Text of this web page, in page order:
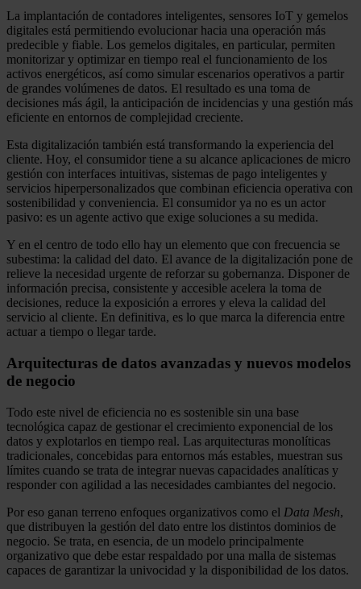
La implantación de contadores inteligentes, sensores IoT y gemelos
digitales está permitiendo evolucionar hacia una operación más
predecible y fiable. Los gemelos digitales, en particular, permiten
monitorizar y optimizar en tiempo real el funcionamiento de los
activos energéticos, así como simular escenarios operativos a partir
de grandes volúmenes de datos. El resultado es una toma de
decisiones más ágil, la anticipación de incidencias y una gestión más
eficiente en entornos de complejidad creciente.
Esta digitalización también está transformando la experiencia del
cliente. Hoy, el consumidor tiene a su alcance aplicaciones de micro
gestión con interfaces intuitivas, sistemas de pago inteligentes y
servicios hiperpersonalizados que combinan eficiencia operativa con
sostenibilidad y conveniencia. El consumidor ya no es un actor
pasivo: es un agente activo que exige soluciones a su medida.
Y en el centro de todo ello hay un elemento que con frecuencia se
subestima: la calidad del dato. El avance de la digitalización pone de
relieve la necesidad urgente de reforzar su gobernanza. Disponer de
información precisa, consistente y accesible acelera la toma de
decisiones, reduce la exposición a errores y eleva la calidad del
servicio al cliente. En definitiva, es lo que marca la diferencia entre
actuar a tiempo o llegar tarde.
Arquitecturas de datos avanzadas y nuevos modelos
de negocio
Todo este nivel de eficiencia no es sostenible sin una base
tecnológica capaz de gestionar el crecimiento exponencial de los
datos y explotarlos en tiempo real. Las arquitecturas monolíticas
tradicionales, concebidas para entornos más estables, muestran sus
límites cuando se trata de integrar nuevas capacidades analíticas y
responder con agilidad a las necesidades cambiantes del negocio.
Por eso ganan terreno enfoques organizativos como el Data Mesh,
que distribuyen la gestión del dato entre los distintos dominios de
negocio. Se trata, en esencia, de un modelo principalmente
organizativo que debe estar respaldado por una malla de sistemas
capaces de garantizar la univocidad y la disponibilidad de los datos.